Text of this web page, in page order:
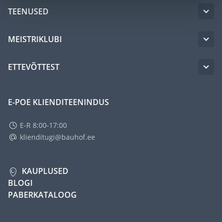
TEENUSED
MEISTRIKLUBI
ETTEVÕTTEST
E-POE KLIENDITEENINDUS
E-R 8:00-17:00
klienditugi@bauhof.ee
KAUPLUSED
BLOGI
PABERKATALOOG